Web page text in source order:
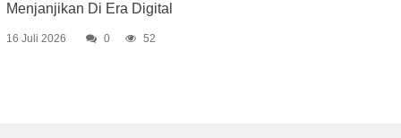
Menjanjikan Di Era Digital
16 Juli 2026 0 52